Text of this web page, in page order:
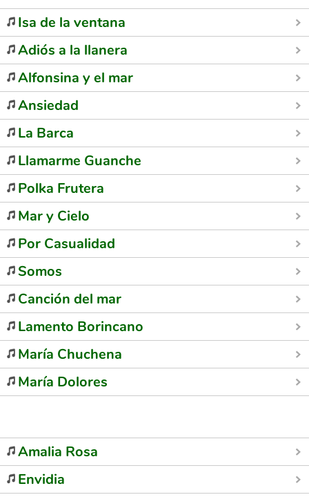
Isa de la ventana
Adiós a la llanera
Alfonsina y el mar
Ansiedad
La Barca
Llamarme Guanche
Polka Frutera
Mar y Cielo
Por Casualidad
Somos
Canción del mar
Lamento Borincano
María Chuchena
María Dolores
Amalia Rosa
Envidia